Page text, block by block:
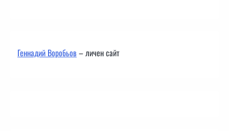
Геннадий Воробьов– личен сайт